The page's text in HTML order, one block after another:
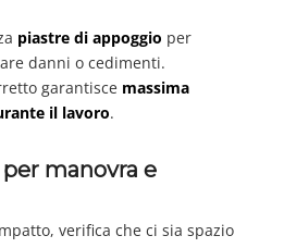
piastre di appoggio per
danni o cedimenti.
garantisce massima
il lavoro.
manovra e
verifica che ci sia spazio